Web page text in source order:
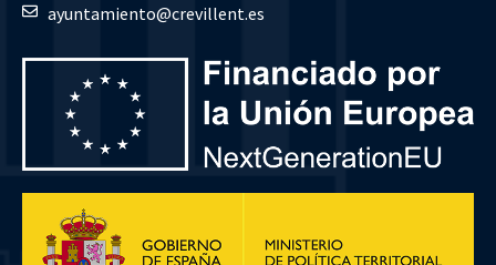
ayuntamiento@crevillent.es